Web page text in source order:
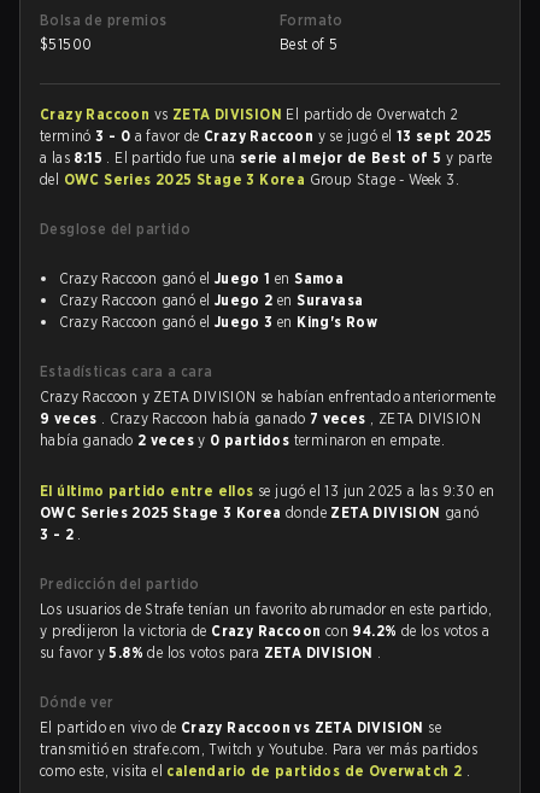
Bolsa de premios
$51500
Formato
Best of 5
Crazy Raccoon vs ZETA DIVISION El partido de Overwatch 2
terminó3 - 0 a favor de Crazy Raccoon y se jugó el 13 sept 2025
a las 8:15 . El partido fue una serie al mejor de Best of 5y parte
del OWC Series 2025 Stage 3 Korea Group Stage - Week 3.
Desglose del partido
Crazy Raccoon ganó el Juego 1 enSamoa
Crazy Raccoon ganó el Juego 2 enSuravasa
Crazy Raccoon ganó el Juego 3 en King's Row
Estadísticas cara a cara
Crazy Raccoon y ZETA DIVISION se habían enfrentado anteriormente
9 veces . Crazy Raccoon había ganado 7 veces , ZETA DIVISION
había ganado 2 vecesy 0 partidos terminaron en empate.
El último partido entre ellos se jugó el 13 jun 2025 a las 9:30 en
OWC Series 2025 Stage 3 Korea donde ZETA DIVISION ganó
3 - 2 .
Predicción del partido
Los usuarios de Strafe tenían un favorito abrumador en este partido,
y predijeron la victoria de Crazy Raccoon con 94.2% de los votos a
su favor y5.8%de los votos para ZETA DIVISION .
Dónde ver
El partido en vivo de Crazy Raccoon vs ZETA DIVISION se
transmitió en strafe.com, Twitch y Youtube. Para ver más partidos
como este, visita el calendario de partidos de Overwatch 2 .